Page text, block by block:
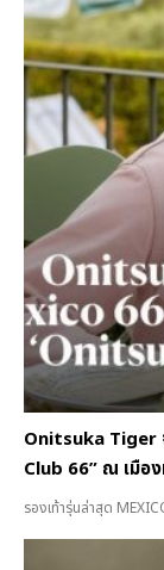
Onitsuka Tiger
Club 66” ณ เมือง
รองเท้ารุ่นล่าสุด